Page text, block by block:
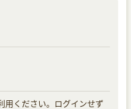
用ください。ログインせず